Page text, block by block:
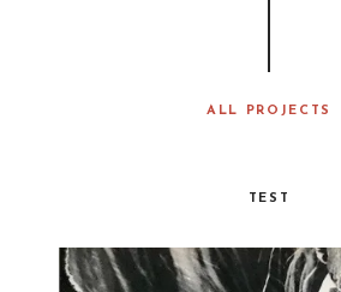
ALL PROJECTS
TEST